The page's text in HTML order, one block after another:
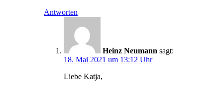
Antworten
Heinz Neumann sagt:
18. Mai 2021 um 13:12 Uhr
Liebe Katja,